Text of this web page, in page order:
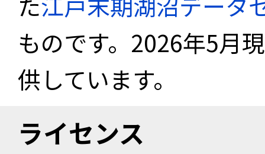
ものです。2026年5月
供しています。
ライセンス